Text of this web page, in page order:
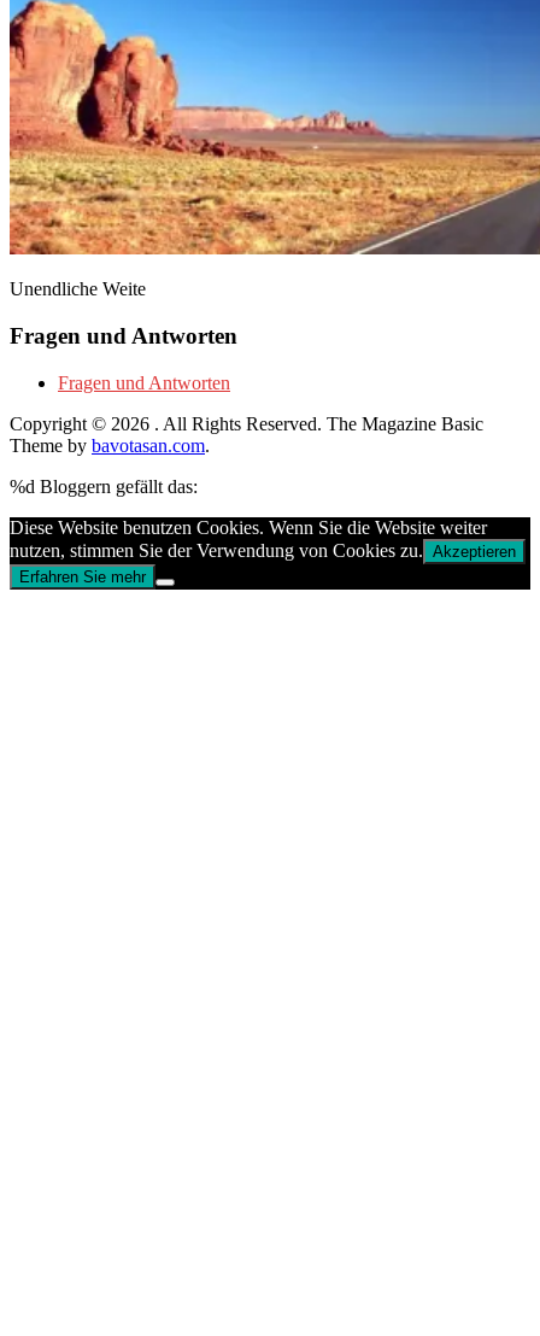
Unendliche Weite
Fragen und Antworten
Fragen und Antworten
Copyright © 2026 . All Rights Reserved. The Magazine Basic
Theme by bavotasan.com.
%d Bloggern gefällt das:
Diese Website benutzen Cookies. Wenn Sie die Website weiter
nutzen, stimmen Sie der Verwendung von Cookies zu. Akzeptieren
Erfahren Sie mehr